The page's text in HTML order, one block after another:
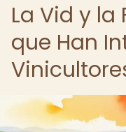
La Vid y la
que Han